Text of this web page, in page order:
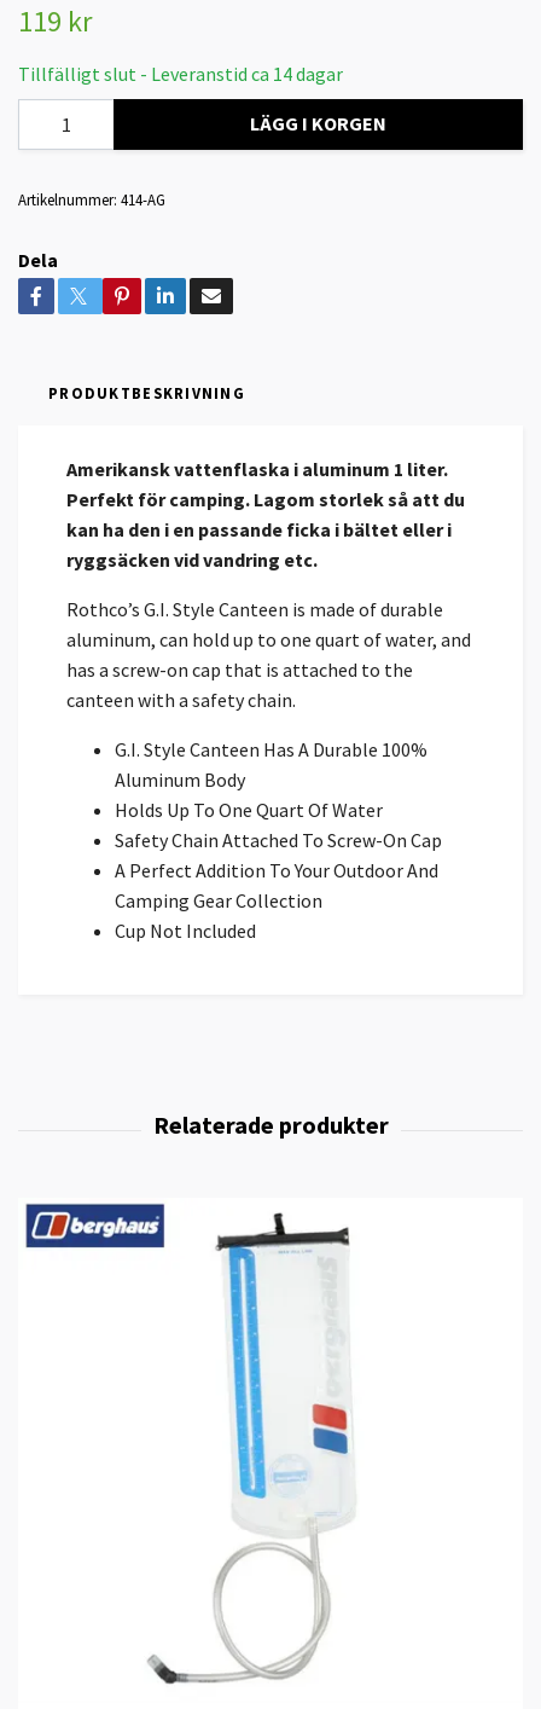
119 kr
Tillfälligt slut - Leveranstid ca 14 dagar
LÄGG I KORGEN
Artikelnummer: 414-AG
Dela
PRODUKTBESKRIVNING
Amerikansk vattenflaska i aluminum 1 liter.
Perfekt för camping. Lagom storlek så att du
kan ha den i en passande ficka i bältet eller i
ryggsäcken vid vandring etc.
Rothco’s G.I. Style Canteen is made of durable
aluminum, can hold up to one quart of water, and
has a screw-on cap that is attached to the
canteen with a safety chain.
G.I. Style Canteen Has A Durable 100%
Aluminum Body
Holds Up To One Quart Of Water
Safety Chain Attached To Screw-On Cap
A Perfect Addition To Your Outdoor And
Camping Gear Collection
Cup Not Included